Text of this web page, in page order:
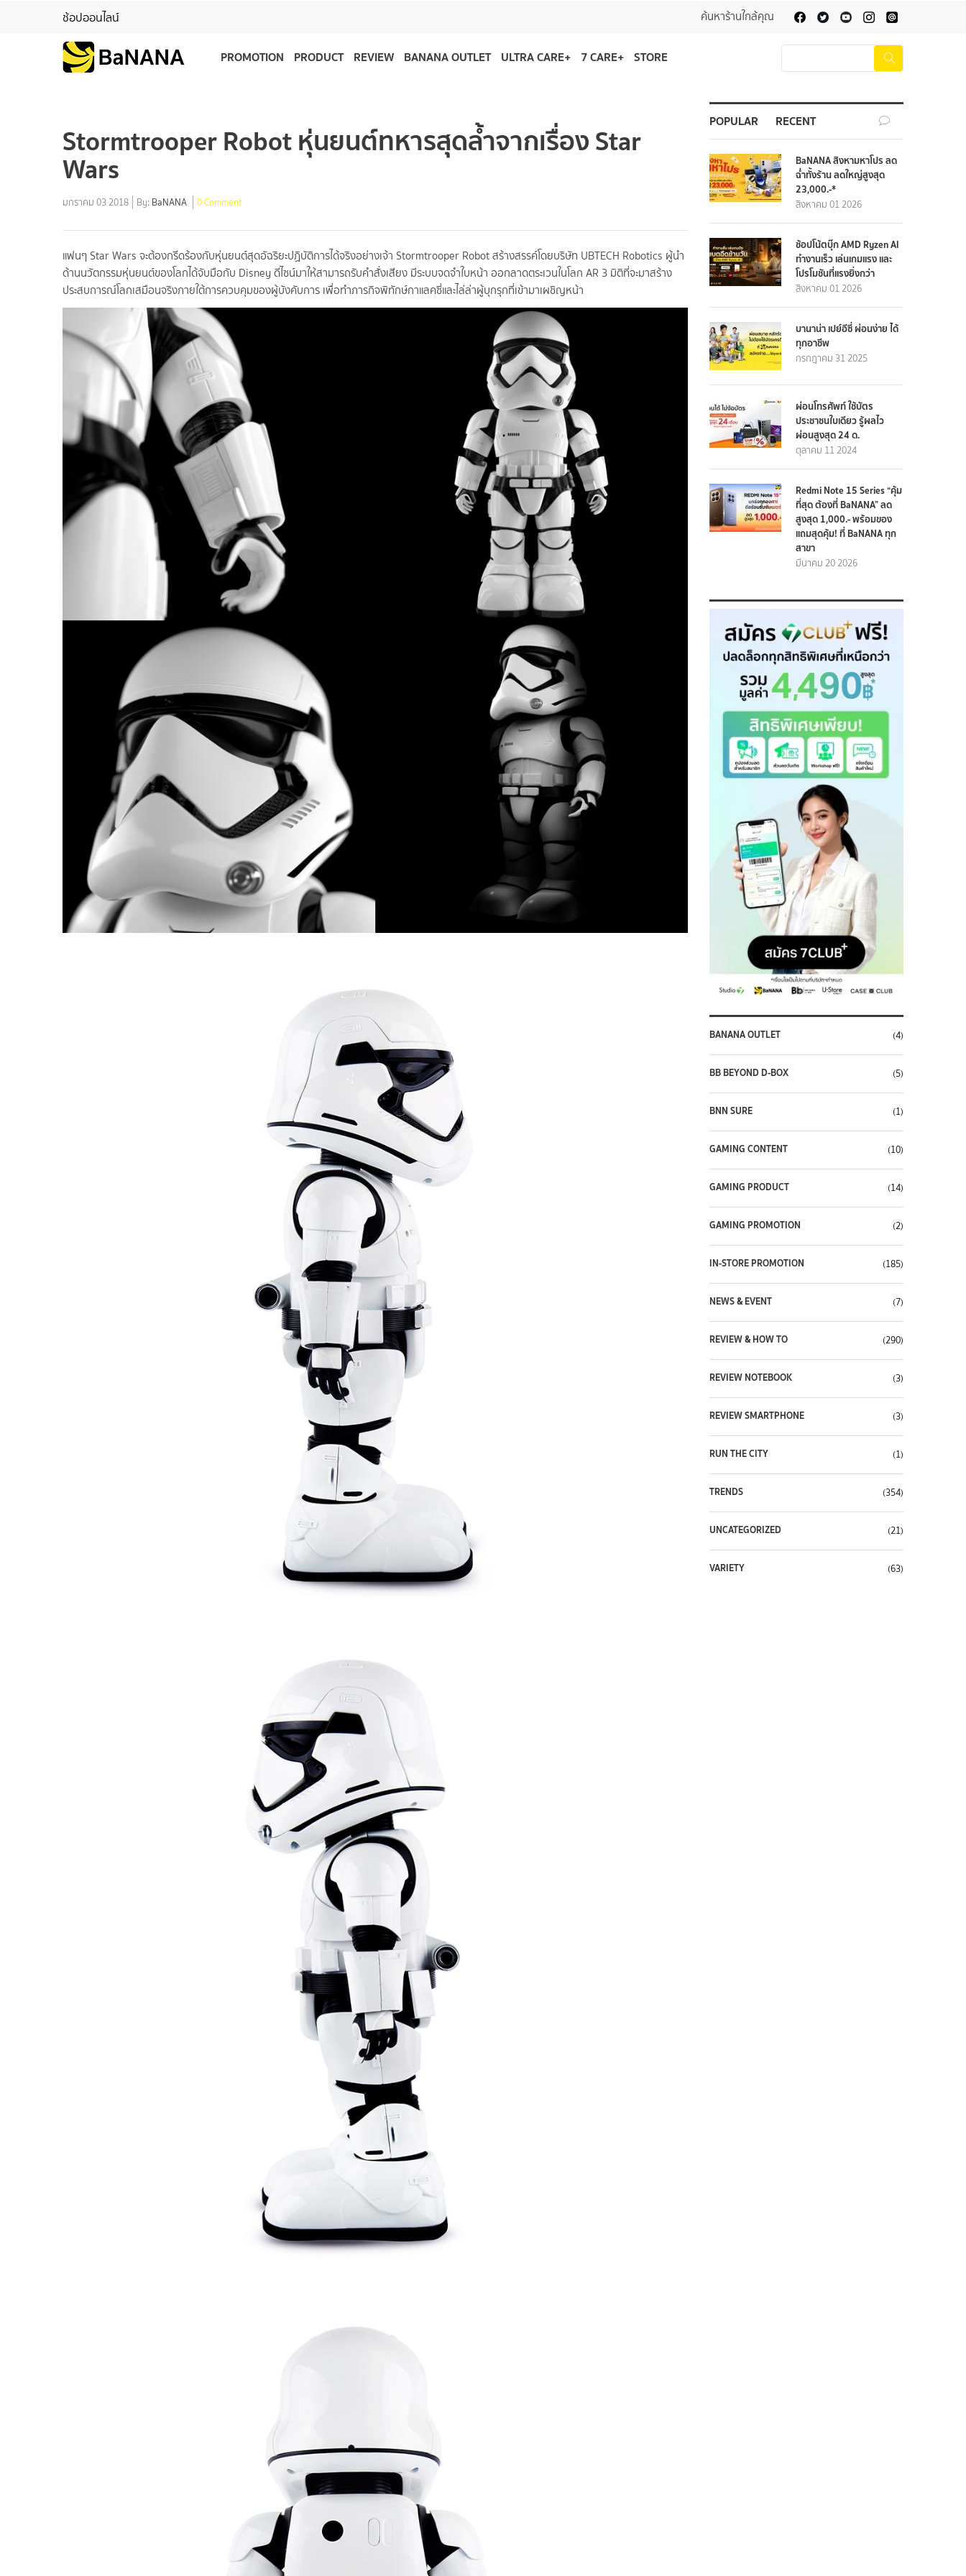
ช้อปออนไลน์ ค้นหาร้านใกล้คุณ
PROMOTION PRODUCT REVIEW BANANA OUTLET ULTRA CARE+ 7 CARE+ STORE
Stormtrooper Robot หุ่นยนต์ทหารสุดล้ำจากเรื่อง Star
Wars
มกราคม 03 2018 By: BaNANA 0 Comment
แฟนๆ Star Wars จะต้องกรีดร้องกับหุ่นยนต์สุดอัฉริยะปฏิบัติการได้จริงอย่างเจ้า Stormtrooper Robot สร้างสรรค์โดยบริษัท UBTECH Robotics ผู้นำ
ด้านนวัตกรรมหุ่นยนต์ของโลกได้จับมือกับ Disney ดีไซน์มาให้สามารถรับคำสั่งเสียง มีระบบจดจำใบหน้า ออกลาดตระเวนในโลก AR 3 มิติที่จะมาสร้าง
ประสบการณ์โลกเสมือนจริงภายใต้การควบคุมของผู้บังคับการ เพื่อทำภารกิจพิทักษ์กาแลคซี่และไล่ล่าผู้บุกรุกที่เข้ามาเผชิญหน้า
POPULAR RECENT
BaNANA สิงหามหาโปร ลด
ฉ่ำทั้งร้าน ลดใหญ่สูงสุด
23,000.-*
สิงหาคม 01 2026
ช้อปโน้ตบุ๊ก AMD Ryzen AI
ทำงานเร็ว เล่นเกมแรง และ
โปรโมชันที่แรงยิ่งกว่า
สิงหาคม 01 2026
บานาน่า เปย์อีซี่ ผ่อนง่าย ได้
ทุกอาชีพ
กรกฎาคม 31 2025
ผ่อนโทรศัพท์ ใช้บัตร
ประชาชนใบเดียว รู้ผลไว
ผ่อนสูงสุด 24 ด.
ตุลาคม 11 2024
Redmi Note 15 Series “คุ้ม
ที่สุด ต้องที่ BaNANA” ลด
สูงสุด 1,000.- พร้อมของ
แถมสุดคุ้ม! ที่ BaNANA ทุก
สาขา
มีนาคม 20 2026
BANANA OUTLET (4)
BB BEYOND D-BOX (5)
BNN SURE (1)
GAMING CONTENT (10)
GAMING PRODUCT (14)
GAMING PROMOTION (2)
IN-STORE PROMOTION (185)
NEWS & EVENT (7)
REVIEW & HOW TO (290)
REVIEW NOTEBOOK (3)
REVIEW SMARTPHONE (3)
RUN THE CITY (1)
TRENDS (354)
UNCATEGORIZED (21)
VARIETY (63)